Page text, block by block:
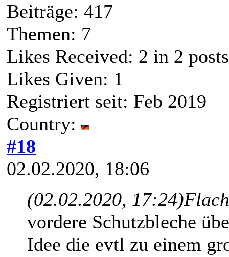
Beiträge: 417
Themen: 7
Likes Received: 2 in 2 posts
Likes Given: 1
Registriert seit: Feb 2019
Country:
#18
02.02.2020, 18:06
(02.02.2020, 17:24)
vordere Schutzbleche
Idee die evtl zu einem